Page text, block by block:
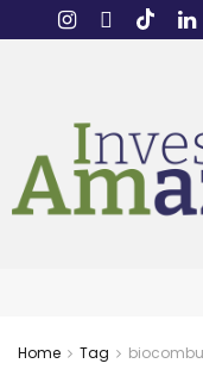
Home Tag